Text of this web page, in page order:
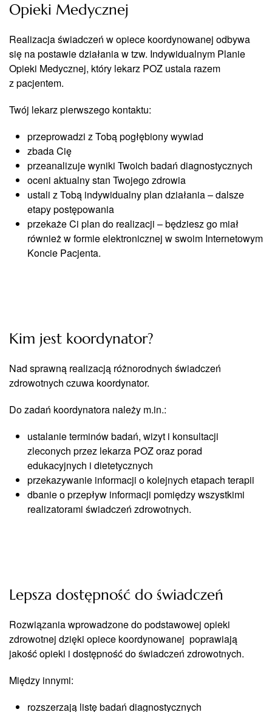
Opieki Medycznej
Realizacja świadczeń w opiece koordynowanej odbywa
się na postawie działania w tzw. Indywidualnym Planie
Opieki Medycznej, który lekarz POZ ustala razem
z pacjentem.
Twój lekarz pierwszego kontaktu:
przeprowadzi z Tobą pogłębiony wywiad
zbada Cię
przeanalizuje wyniki Twoich badań diagnostycznych
oceni aktualny stan Twojego zdrowia
ustali z Tobą indywidualny plan działania – dalsze
etapy postępowania
przekaże Ci plan do realizacji ­– będziesz go miał
również w formie elektronicznej w swoim Internetowym
Koncie Pacjenta.
Kim jest koordynator?
Nad sprawną realizacją różnorodnych świadczeń
zdrowotnych czuwa koordynator.
Do zadań koordynatora należy m.in.:
ustalanie terminów badań, wizyt i konsultacji
zleconych przez lekarza POZ oraz porad
edukacyjnych i dietetycznych
przekazywanie informacji o kolejnych etapach terapii
dbanie o przepływ informacji pomiędzy wszystkimi
realizatorami świadczeń zdrowotnych.
Lepsza dostępność do świadczeń
Rozwiązania wprowadzone do podstawowej opieki
zdrowotnej dzięki opiece koordynowanej poprawiają
jakość opieki i dostępność do świadczeń zdrowotnych.
Między innymi:
rozszerzają listę badań diagnostycznych